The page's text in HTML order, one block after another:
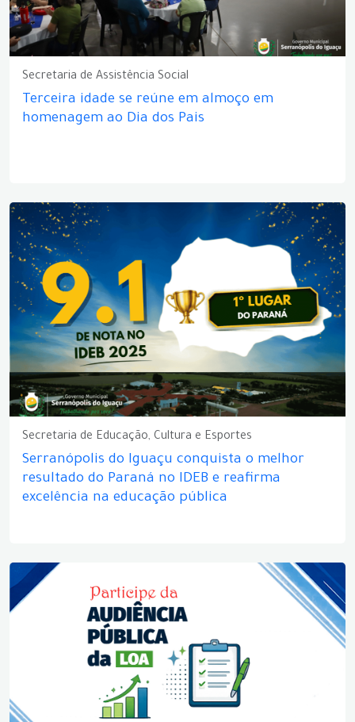
Secretaria de Assistência Social
Terceira idade se reúne em almoço em
homenagem ao Dia dos Pais
Secretaria de Educação, Cultura e Esportes
Serranópolis do Iguaçu conquista o melhor
resultado do Paraná no IDEB e reafirma
excelência na educação pública